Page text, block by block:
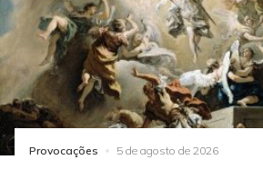
Provocações 5 de agosto de 2026